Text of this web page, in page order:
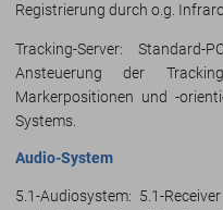
Registrierung durch o.g.
Tracking-Server:
Ansteuerung der
Markerpositionen und -
Systems.
Audio-System
5.1-Audiosystem: 5.1-